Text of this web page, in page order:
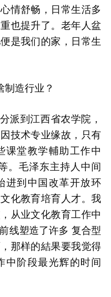
情舒畅，日常生活多
也提升了。老年人盆
是我们的家，日常生
制造行业？
派到江西省农学院，
技术专业缘故，只有
课堂教学輔助工作中
。毛泽东主持人中间
进到中国改革开放环
化教育培育人才。我
从业文化教育工作中
线塑造了许多 复合型
那样的結果要我觉得
中阶段最光辉的时间